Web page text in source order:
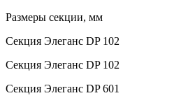
Размеры секции, мм
Секция Элеганс DP 102
Секция Элеганс DP 102
Секция Элеганс DP 601